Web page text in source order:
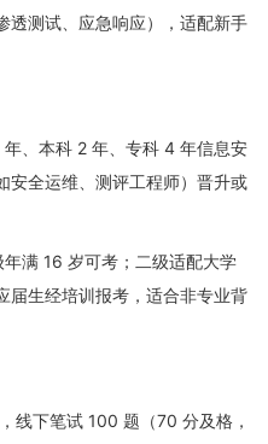
透测试、应急响应），适配新手
、本科 2 年、专科 4 年信息安
安全运维、测评工程师）晋升或
满 16 岁可考；二级适配大学
届生经培训报考，适合非专业背
线下笔试 100 题（70 分及格，